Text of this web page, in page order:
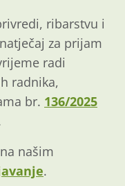
ribarstvu i
za prijam
radi
radnika,
br. 136/2025
našim
.